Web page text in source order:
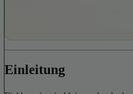
Einleitung